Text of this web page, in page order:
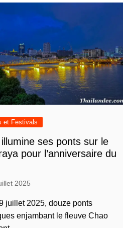
et Festivals
ses ponts sur le
pour l’anniversaire du
2025
juillet 2025, douze ponts
enjambant le fleuve Chao